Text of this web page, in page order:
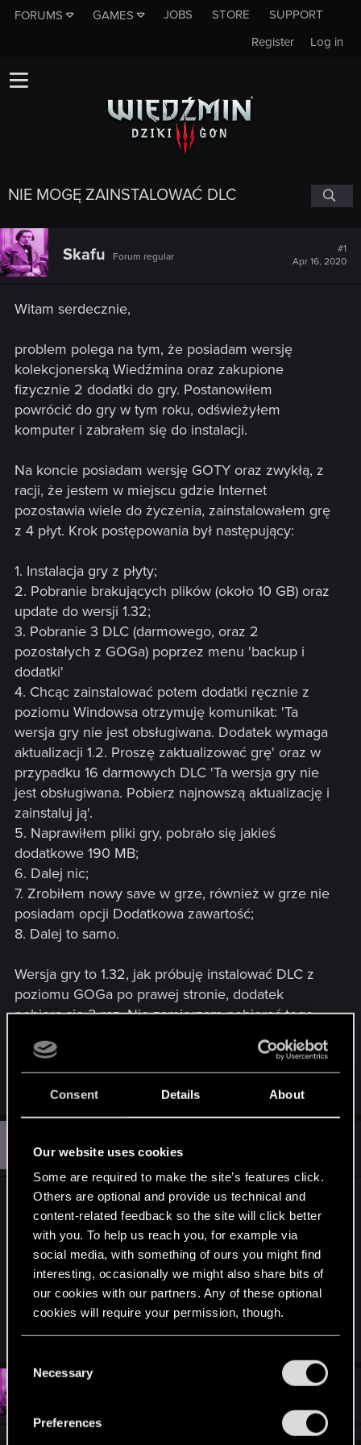
Consent Details About
Our website uses cookies
Some are required to make the site’s features click.
Others are optional and provide us technical and
content-related feedback so the site will click better
with you. To help us reach you, for example via
social media, with something of ours you might find
interesting, occasionally we might also share bits of
our cookies with our partners. Any of these optional
cookies will require your permission, though.
and tweak your preferences regarding them in the
Necessary
Preferences
FORUMS GAMES JOBS STORE
SUPPORT
Log in
Register
NIE MOGĘ ZAINSTALOWAĆ DLC
Skafu Forum regular
#1
Apr 16, 2020
Witam serdecznie,
problem polega na tym, że posiadam wersję
kolekcjonerską Wiedźmina oraz zakupione
fizycznie 2 dodatki do gry. Postanowiłem
powrócić do gry w tym roku, odświeżyłem
komputer i zabrałem się do instalacji.
Na koncie posiadam wersję GOTY oraz zwykłą, z
racji, że jestem w miejscu gdzie Internet
pozostawia wiele do życzenia, zainstalowałem grę
z 4 płyt. Krok postępowania był następujący:
1. Instalacja gry z płyty;
2. Pobranie brakujących plików (około 10 GB) oraz
update do wersji 1.32;
3. Pobranie 3 DLC (darmowego, oraz 2
pozostałych z GOGa) poprzez menu 'backup i
dodatki'
4. Chcąc zainstalować potem dodatki ręcznie z
poziomu Windowsa otrzymuję komunikat: 'Ta
wersja gry nie jest obsługiwana. Dodatek wymaga
aktualizacji 1.2. Proszę zaktualizować grę' oraz w
przypadku 16 darmowych DLC 'Ta wersja gry nie
jest obsługiwana. Pobierz najnowszą aktualizację i
zainstaluj ją'.
5. Naprawiłem pliki gry, pobrało się jakieś
dodatkowe 190 MB;
6. Dalej nic;
7. Zrobiłem nowy save w grze, również w grze nie
posiadam opcji Dodatkowa zawartość;
8. Dalej to samo.
Wersja gry to 1.32, jak próbuję instalować DLC z
poziomu GOGa po prawej stronie, dodatek
pobiera się 2 raz. Nie zamierzam pobierać tego
Pozdrawiam
K KamyK4322 Senior user
Dokładnie dwa tygodnie temu też chciałem
zainstalować Wiedźmina z płyty i sytuacja była
taka sama jak u ciebie. Jak zobaczyłem że znowu
chce pobierać 10 GB, to się wkurzyłem i
odinstalowałem wszystko i spróbowałem jeszcze
raz. Ale sytuacja się powtórzyła. Pomogło niestety
jedynie pobranie całości.